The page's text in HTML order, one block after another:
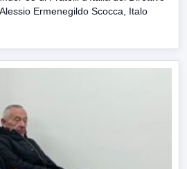
Ermenegildo Scocca, Italo